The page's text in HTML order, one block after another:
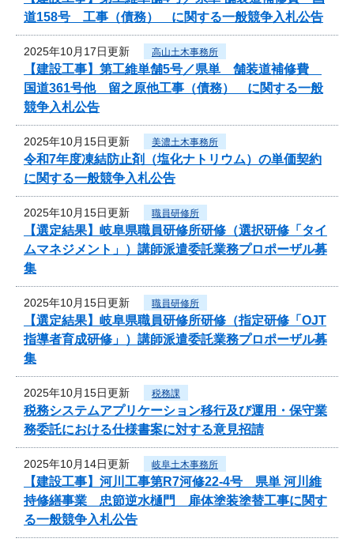
道158号 工事（債務） に関する一般競争入札公告
2025年10月17日更新 高山土木事務所
【建設工事】第工維単舗5号／県単 舗装道補修費
国道361号他 留之原他工事（債務） に関する一般
競争入札公告
2025年10月15日更新 美濃土木事務所
令和7年度凍結防止剤（塩化ナトリウム）の単価契約
に関する一般競争入札公告
2025年10月15日更新 職員研修所
【選定結果】岐阜県職員研修所研修（選択研修「タイ
ムマネジメント」）講師派遣委託業務プロポーザル募
集
2025年10月15日更新 職員研修所
【選定結果】岐阜県職員研修所研修（指定研修「OJT
指導者育成研修」）講師派遣委託業務プロポーザル募
集
2025年10月15日更新 税務課
税務システムアプリケーション移行及び運用・保守業
務委託における仕様書案に対する意見招請
2025年10月14日更新 岐阜土木事務所
【建設工事】河川工事第R7河修22-4号 県単 河川維
持修繕事業 忠節逆水樋門 扉体塗装塗替工事に関す
る一般競争入札公告